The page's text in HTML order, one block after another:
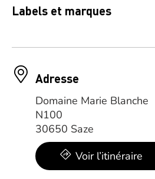
Labels et marques
Adresse
Domaine Marie Blanche
N100
30650 Saze
Voir l’itinéraire